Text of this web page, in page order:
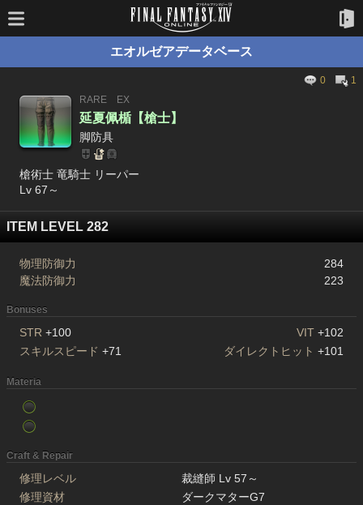
エオルゼアデータベース
0
1
RARE
EX
延夏佩楯【槍士】
脚防具
槍術士 竜騎士 リーパー
Lv 67～
ITEM LEVEL 282
物理防御力
284
魔法防御力
223
Bonuses
STR +100 VIT +102
スキルスピード +71 ダイレクトヒット +101
Materia
Craft & Repair
修理レベル
裁縫師 Lv 57～
修理資材
ダークマターG7